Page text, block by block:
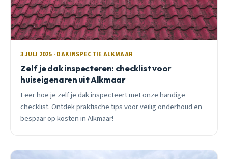
3 JULI 2025 · DAKINSPECTIE ALKMAAR
Zelf je dak inspecteren: checklist voor
huiseigenaren uit Alkmaar
Leer hoe je zelf je dak inspecteert met onze handige
checklist. Ontdek praktische tips voor veilig onderhoud en
bespaar op kosten in Alkmaar!